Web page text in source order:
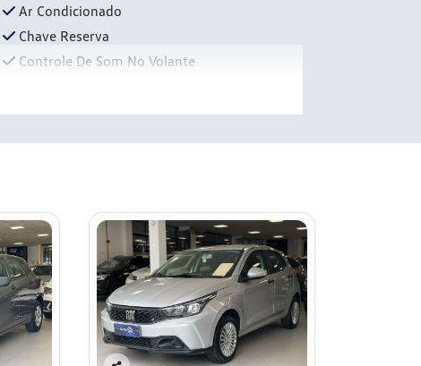
Ar Condicionado
Chave Reserva
Controle De Som No Volante